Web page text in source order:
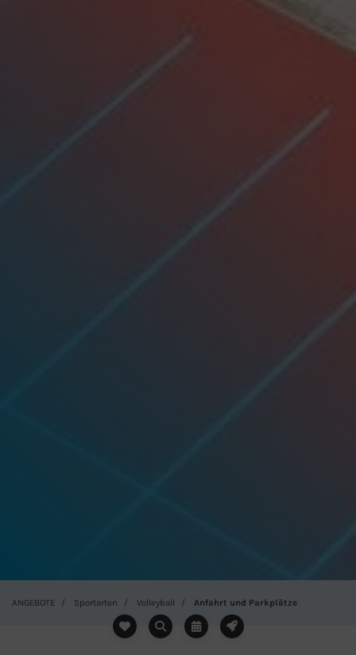
ANGEBOTE Sportarten Volleyball Anfahrt und Parkplätze